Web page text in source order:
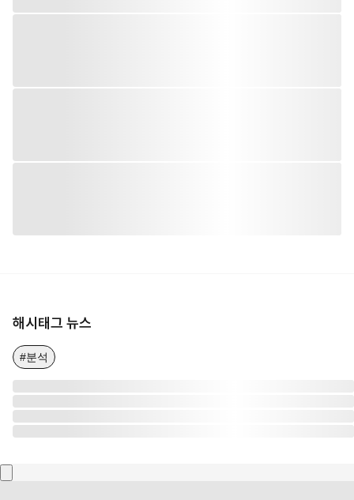
해시태그 뉴스
#분석